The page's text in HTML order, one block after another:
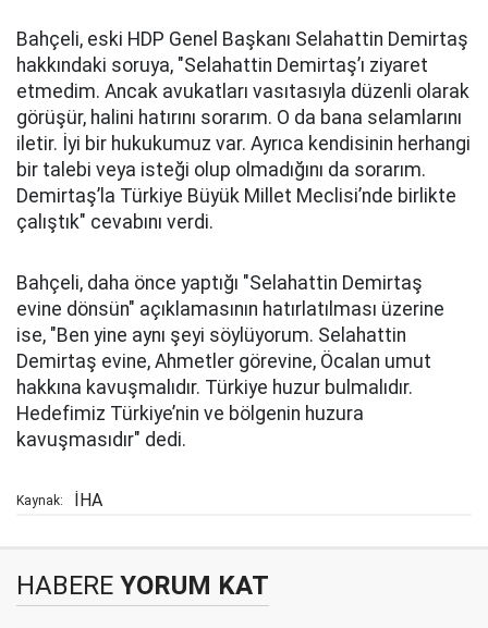
Bahçeli, eski HDP Genel Başkanı Selahattin Demirtaş
hakkındaki soruya, "Selahattin Demirtaş’ı ziyaret
etmedim. Ancak avukatları vasıtasıyla düzenli olarak
görüşür, halini hatırını sorarım. O da bana selamlarını
iletir. İyi bir hukukumuz var. Ayrıca kendisinin herhangi
bir talebi veya isteği olup olmadığını da sorarım.
Demirtaş’la Türkiye Büyük Millet Meclisi’nde birlikte
çalıştık" cevabını verdi.
Bahçeli, daha önce yaptığı "Selahattin Demirtaş
evine dönsün" açıklamasının hatırlatılması üzerine
ise, "Ben yine aynı şeyi söylüyorum. Selahattin
Demirtaş evine, Ahmetler görevine, Öcalan umut
hakkına kavuşmalıdır. Türkiye huzur bulmalıdır.
Hedefimiz Türkiye’nin ve bölgenin huzura
kavuşmasıdır" dedi.
Kaynak: İHA
HABERE YORUM KAT